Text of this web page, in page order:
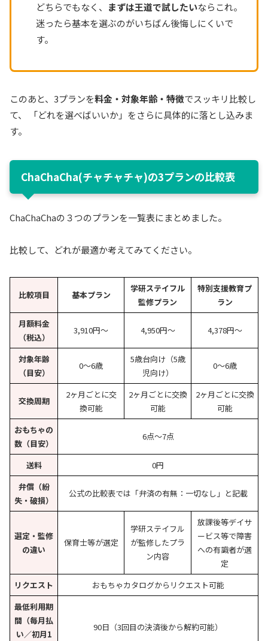
どちらでもなく、 まずは王道で試したいならこれ。
迷ったら基本を選ぶのがいちばん後悔しにくいで
す。
このあと、3プランを料金・対象年齢・特徴でスッキリ比較し
て、 「どれを選べばいいか」をさらに具体的に落とし込みま
す。
ChaChaCha(チャチャチャ)の3プランの比較表
ChaChaChaの３つのプランを一覧表にまとめました。
比較して、どれが最適か考えてみてください。
比較項目 基本プラン
学研ステイフル
監修プラン
特別支援教育プ
ラン
月額料金
（税込）
3,910円〜 4,950円〜 4,378円〜
対象年齢
（目安）
0〜6歳
5歳台向け（5歳
児向け）
0〜6歳
交換周期
2ヶ月ごとに交
換可能
2ヶ月ごとに交換
可能
2ヶ月ごとに交換
可能
おもちゃの
数（目安）
6点〜7点
送料
0円
弁償（紛
失・破損）
公式の比較表では「弁済の有無：一切なし」と記載
選定・監修
の違い
保育士等が選定
学研ステイフル
が監修したプラ
ン内容
放課後等デイサ
ービス等で障害
への有識者が選
定
リクエスト
おもちゃカタログからリクエスト可能
最低利用期
間（毎月払
い／初月1
90日（3回目の決済後から解約可能）